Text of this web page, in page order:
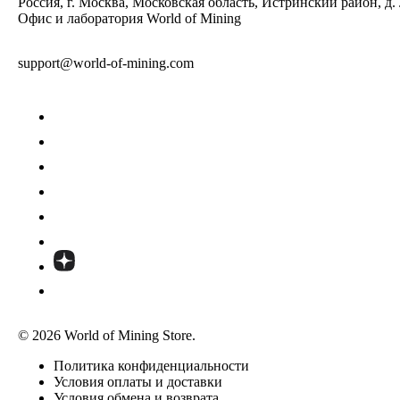
Офис и лаборатория World of Mining
support@world-of-mining.com
© 2026 World of Mining Store.
Политика конфиденциальности
Условия оплаты и доставки